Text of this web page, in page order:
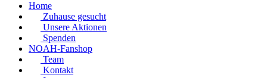
Home
Zuhause gesucht
Unsere Aktionen
Spenden
NOAH-Fanshop
Team
Kontakt